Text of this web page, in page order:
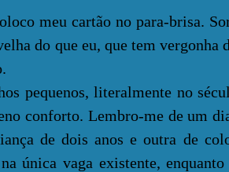
meu cartão no para-brisa.
do que eu, que tem vergonha
literalmente no
conforto. Lembro-me de um
de dois anos e outra de
única vaga existente,